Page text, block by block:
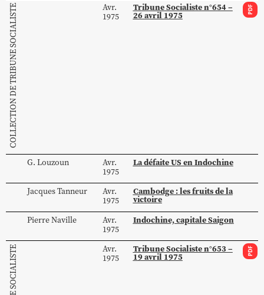
COLLECTION DE TRIBUNE SOCIALISTE
Avr.
1975
Tribune Socialiste n°654 –
26 avril 1975 PDF
G. Louzoun
Avr.
1975
La défaite US en Indochine
JacquesTanneur
Avr.
1975
Cambodge : les fruits de la
victoire
PierreNaville
Avr.
1975
Indochine, capitale Saigon
Avr.
1975
Tribune Socialiste n°653 –
19 avril 1975 PDF